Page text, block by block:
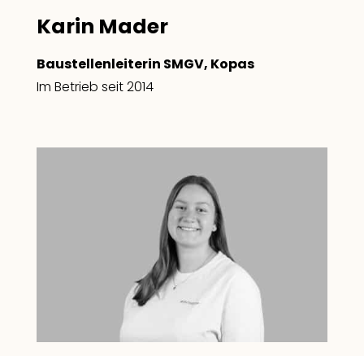
Karin Mader
Baustellenleiterin SMGV, Kopas
Im Betrieb seit 2014